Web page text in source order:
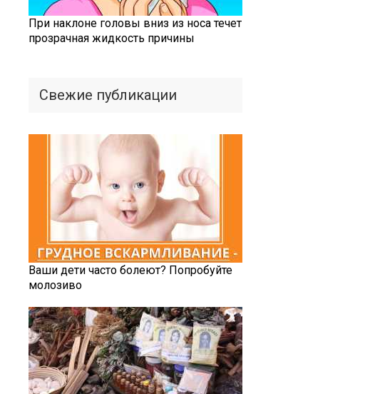
При наклоне головы вниз из носа течет
прозрачная жидкость причины
Свежие публикации
Ваши дети часто болеют? Попробуйте
молозиво